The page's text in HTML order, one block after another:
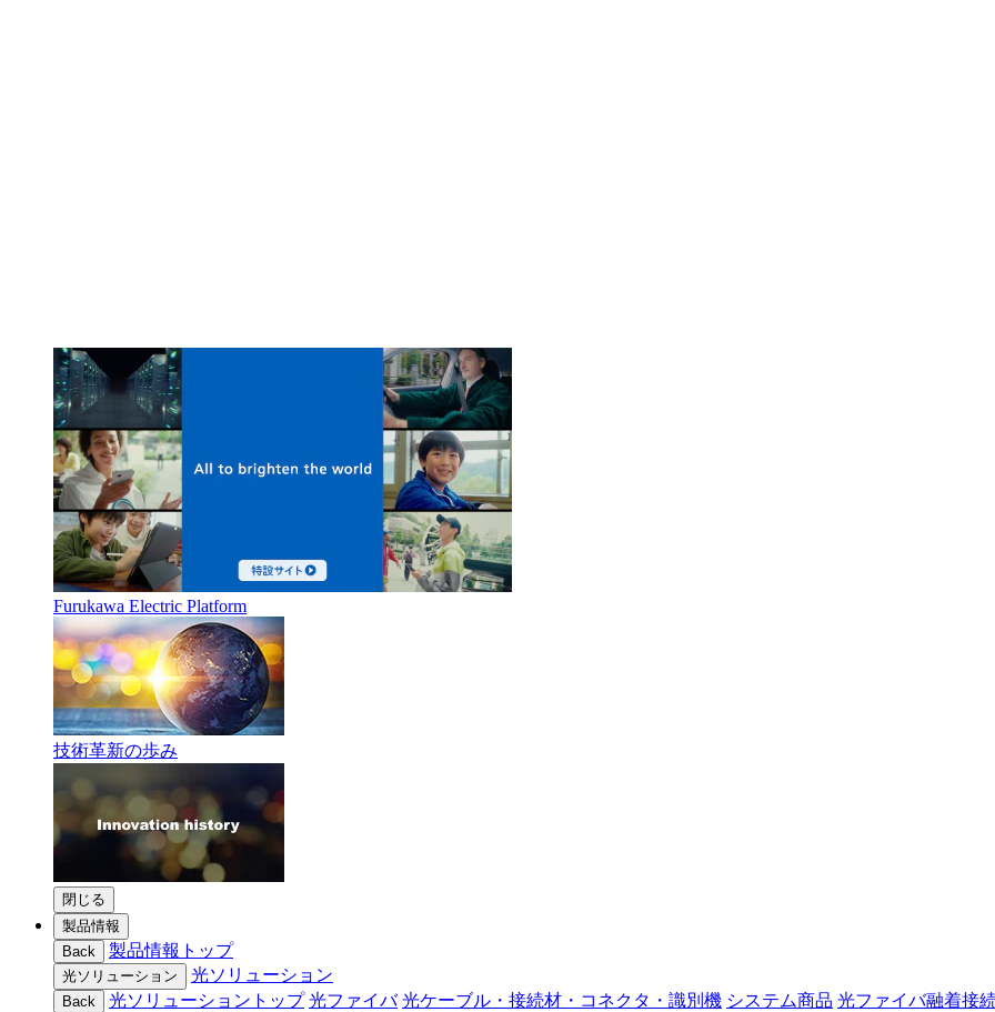
Furukawa Electric Platform
技術革新の歩み
閉じる
製品情報
Back
製品情報トップ
光ソリューション 光ソリューション
Back 光ソリューショントップ 光ファイバ 光ケーブル・接続材・コネクタ・識別機 システム商品 光ファイバ融着接